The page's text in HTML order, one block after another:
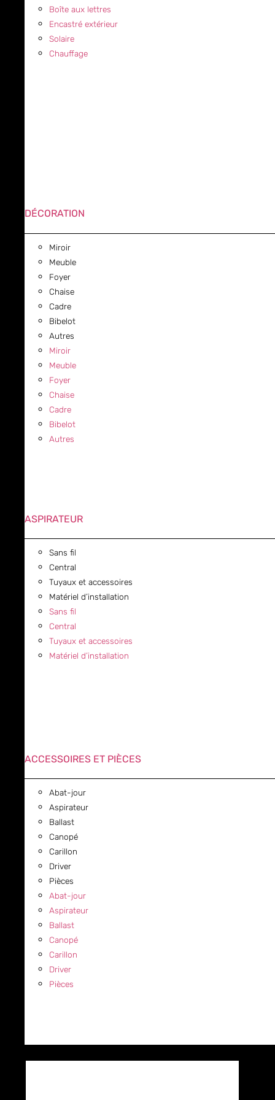
Boîte aux lettres
Encastré extérieur
Solaire
Chauffage
DÉCORATION
Miroir
Meuble
Foyer
Chaise
Cadre
Bibelot
Autres
Miroir
Meuble
Foyer
Chaise
Cadre
Bibelot
Autres
ASPIRATEUR
Sans fil
Central
Tuyaux et accessoires
Matériel d’installation
Sans fil
Central
Tuyaux et accessoires
Matériel d’installation
ACCESSOIRES ET PIÈCES
Abat-jour
Aspirateur
Ballast
Canopé
Carillon
Driver
Pièces
Abat-jour
Aspirateur
Ballast
Canopé
Carillon
Driver
Pièces